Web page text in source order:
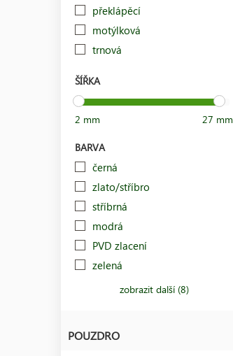
překlápěcí
motýlková
trnová
ŠÍŘKA
2 mm 27 mm
BARVA
černá
zlato/stříbro
stříbrná
modrá
PVD zlacení
zelená
zobrazit další (8)
POUZDRO